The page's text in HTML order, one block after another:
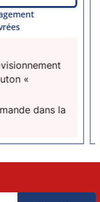
«
dans la